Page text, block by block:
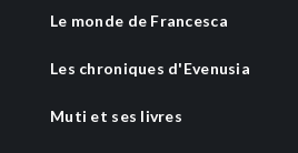
Le monde de Francesca
Les chroniques d'Evenusia
Muti et ses livres